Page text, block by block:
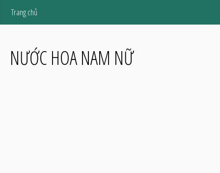
Trang chủ
NƯỚC HOA NAM NỮ